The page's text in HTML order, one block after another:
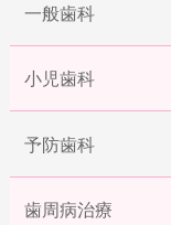
一般歯科
小児歯科
予防歯科
歯周病治療